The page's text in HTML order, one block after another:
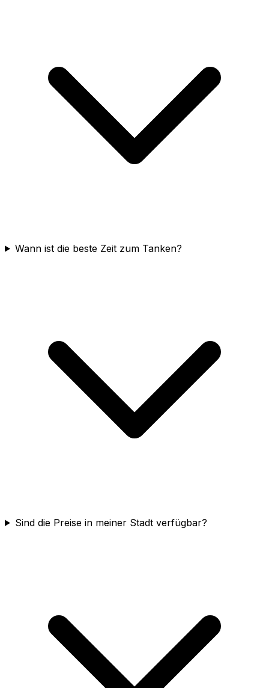
Wann ist die beste Zeit zum Tanken?
Sind die Preise in meiner Stadt verfügbar?